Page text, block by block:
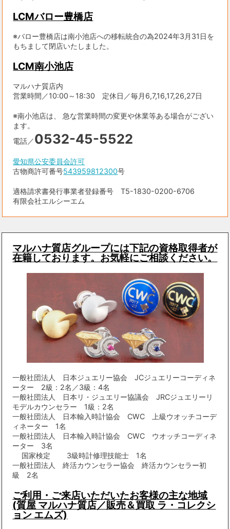
LCMバロー豊橋店
※バロー豊橋店は南小池店への移転統合の為2024年3月31日を
もちまして閉店いたしました。
LCM南小池店
マルハナ質店内
営業時間／10:00～18:30 定休日／毎月6,7,16,17,26,27日
※南小池店は、 急な営業時間の変更や休業等ある場合がござい
ます。
電話／0532-45-5522
愛知県公安委員会許可
古物商許可番号543959812300号
適格請求書発行事業者登録番号 T5-1830-0200-6706
有限会社エルシーエム
マルハナ質店グループには下記の資格取得者が
在籍しております。お気軽にご相談ください。
一般社団法人 日本ジュエリー協会 JCジュエリーコーディネ
ーター 2級：2名／3級：4名
一般社団法人 日本リ・ジュエリー協議会 JRCジュエリーリ
モデルカウンセラー 1級：2名
一般社団法人 日本輸入時計協会 CWC 上級ウオッチコーデ
ィネーター 1名
一般社団法人 日本輸入時計協会 CWC ウオッチコーディネ
ーター 3名
国家検定 3級時計修理技能士 1名
一般社団法人 終活カウンセラー協会 終活カウンセラー初
級 2名
ご利用・ご来店いただいたお客様の主な地域
(質屋 マルハナ質店／販売＆買取 ラ・コレクシ
ョン エムズ)